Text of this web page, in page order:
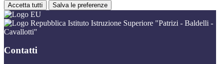
Accetta tutti Salva le preferenze
Istituto Istruzione Superiore "Patrizi - Baldelli -
Cavallotti"
Contatti